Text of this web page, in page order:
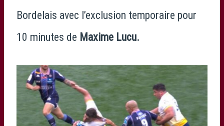
Bordelais avec l’exclusion temporaire pour
10 minutes de Maxime Lucu.